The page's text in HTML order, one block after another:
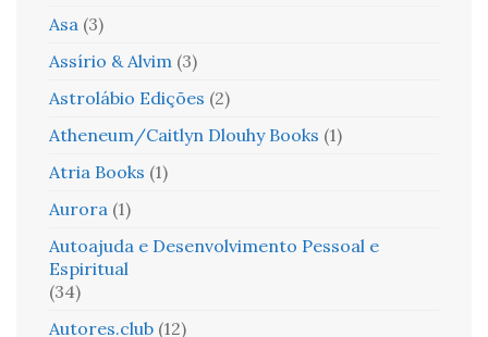
Asa (3)
Assírio & Alvim (3)
Astrolábio Edições (2)
Atheneum/Caitlyn Dlouhy Books (1)
Atria Books (1)
Aurora (1)
Autoajuda e Desenvolvimento Pessoal e
Espiritual
(34)
Autores.club (12)